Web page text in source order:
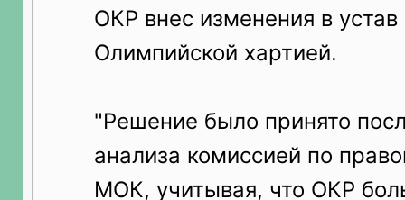
ОКР внес изменения в устав
Олимпийской хартией.
"Решение было принято
анализа комиссией по
МОК, учитывая, что ОКР